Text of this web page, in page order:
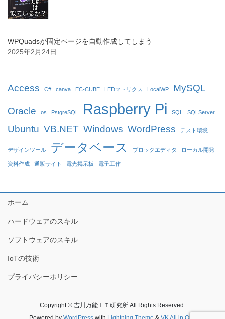
WPQuadsが固定ページを自動作成してしまう
2025年2月24日
Access C# canva EC-CUBE LEDマトリクス LocalWP MySQL
Oracle os PstgreSQL Raspberry Pi SQL SQLServer
Ubuntu VB.NET Windows WordPress テスト環境
デザインツール データベース ブロックエディタ ローカル開発
資料作成 通販サイト 電光掲示板 電子工作
ホーム
ハードウェアのスキル
ソフトウェアのスキル
IoTの技術
プライバシーポリシー
Copyright © 吉川万能ＩＴ研究所 All Rights Reserved.